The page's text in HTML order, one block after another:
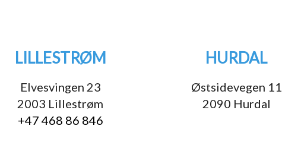
LILLESTRØM
Elvesvingen 23
2003 Lillestrøm
+47 468 86 846
HURDAL
Østsidevegen 11
2090 Hurdal